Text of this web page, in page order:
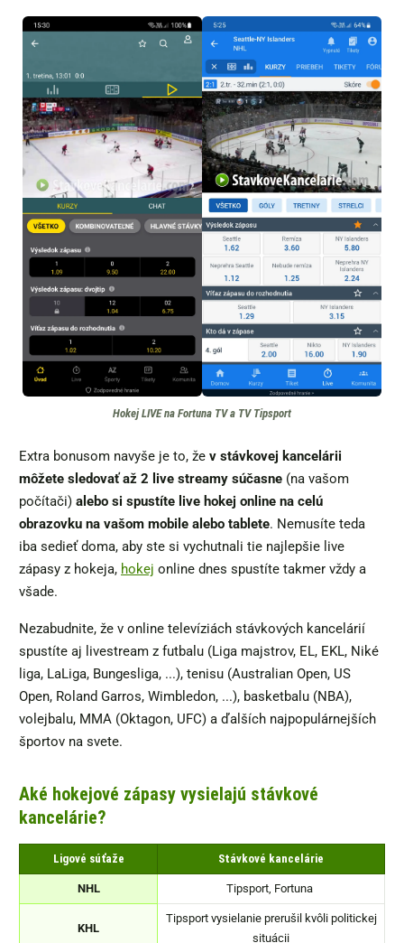
Hokej LIVE na Fortuna TV a TV Tipsport
Extra bonusom navyše je to, že v stávkovej kancelárii
môžete sledovať až 2 live streamy súčasne (na vašom
počítači) alebo si spustíte live hokej online na celú
obrazovku na vašom mobile alebo tablete. Nemusíte teda
iba sedieť doma, aby ste si vychutnali tie najlepšie live
zápasy z hokeja, hokej online dnes spustíte takmer vždy a
všade.
Nezabudnite, že v online televíziách stávkových kancelárií
spustíte aj livestream z futbalu (Liga majstrov, EL, EKL, Niké
liga, LaLiga, Bungesliga, ...), tenisu (Australian Open, US
Open, Roland Garros, Wimbledon, ...), basketbalu (NBA),
volejbalu, MMA (Oktagon, UFC) a ďalších najpopulárnejších
športov na svete.
Aké hokejové zápasy vysielajú stávkové
kancelárie?
Ligové súťaže Stávkové kancelárie
NHL Tipsport, Fortuna
KHL
Tipsport vysielanie prerušil kvôli politickej
situácii